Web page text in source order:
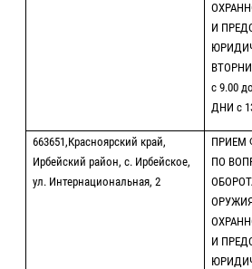
И
с 9.00
ДНИ с
663651,Красноярский край,
Ирбейский район, с. Ирбейское,
ул. Интернациональная, 2
ПРИЕМ
ПО
И